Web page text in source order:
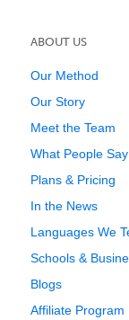
ABOUT US
Our Method
Our Story
Meet the Team
What People Say
Plans & Pricing
In the News
Languages We
Schools &
Blogs
Affiliate Program